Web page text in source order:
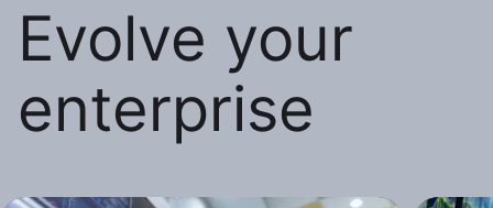
Evolve your
enterprise